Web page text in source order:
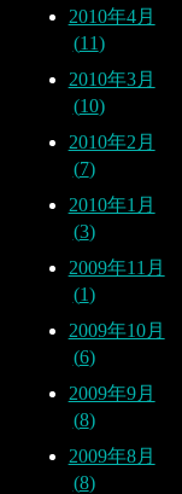
2010年4月
11
2010年3月
10
2010年2月
7
2010年1月
3
2009年11月
1
2009年10月
6
2009年9月
8
2009年8月
8